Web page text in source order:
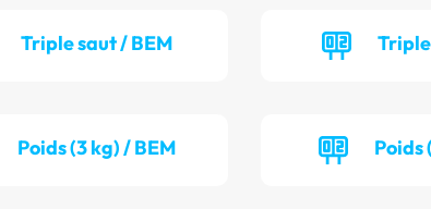
Triple saut / BEM
Poids (3 kg) / BEM Poids